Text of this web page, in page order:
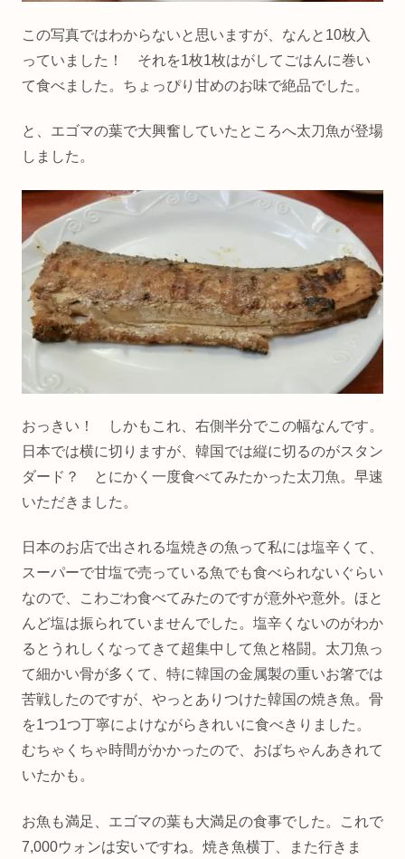
この写真ではわからないと思いますが、なんと10枚入
っていました！ それを1枚1枚はがしてごはんに巻い
て食べました。ちょっぴり甘めのお味で絶品でした。
と、エゴマの葉で大興奮していたところへ太刀魚が登場
しました。
おっきい！ しかもこれ、右側半分でこの幅なんです。
日本では横に切りますが、韓国では縦に切るのがスタン
ダード？ とにかく一度食べてみたかった太刀魚。早速
いただきました。
日本のお店で出される塩焼きの魚って私には塩辛くて、
スーパーで甘塩で売っている魚でも食べられないぐらい
なので、こわごわ食べてみたのですが意外や意外。ほと
んど塩は振られていませんでした。塩辛くないのがわか
るとうれしくなってきて超集中して魚と格闘。太刀魚っ
て細かい骨が多くて、特に韓国の金属製の重いお箸では
苦戦したのですが、やっとありつけた韓国の焼き魚。骨
を1つ1つ丁寧によけながらきれいに食べきりました。
むちゃくちゃ時間がかかったので、おばちゃんあきれて
いたかも。
お魚も満足、エゴマの葉も大満足の食事でした。これで
7,000ウォンは安いですね。焼き魚横丁、また行きま